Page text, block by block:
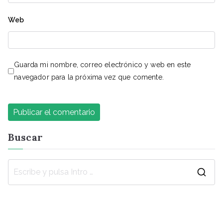
Web
Guarda mi nombre, correo electrónico y web en este
navegador para la próxima vez que comente.
Buscar